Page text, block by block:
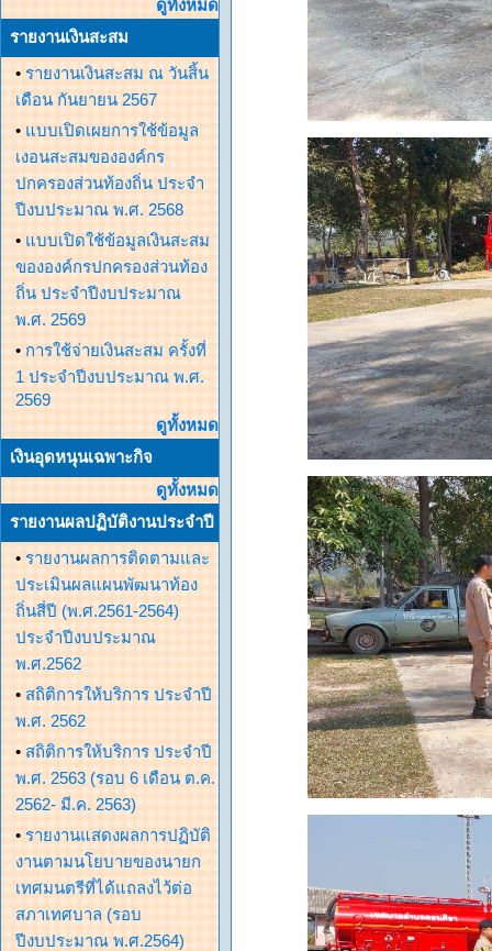
ดูทั้งหมด
รายงานเงินสะสม
• รายงานเงินสะสม ณ วันสิ้น
เดือน กันยายน 2567
• แบบเปิดเผยการใช้ข้อมูล
เงอนสะสมขององค์กร
ปกครองส่วนท้องถิ่น ประจำ
ปีงบประมาณ พ.ศ. 2568
• แบบเปิดใช้ข้อมูลเงินสะสม
ขององค์กรปกครองส่วนท้อง
ถิ่น ประจำปีงบประมาณ
พ.ศ. 2569
• การใช้จ่ายเงินสะสม ครั้งที่
1 ประจำปีงบประมาณ พ.ศ.
2569
ดูทั้งหมด
เงินอุดหนุนเฉพาะกิจ
ดูทั้งหมด
รายงานผลปฏิบัติงานประจำปี
• รายงานผลการติดตามและ
ประเมินผลแผนพัฒนาท้อง
ถิ่นสี่ปี (พ.ศ.2561-2564)
ประจำปีงบประมาณ
พ.ศ.2562
• สถิติการให้บริการ ประจำปี
พ.ศ. 2562
• สถิติการให้บริการ ประจำปี
พ.ศ. 2563 (รอบ 6 เดือน ต.ค.
2562- มี.ค. 2563)
• รายงานแสดงผลการปฏิบัติ
งานตามนโยบายของนายก
เทศมนตรีที่ได้แถลงไว้ต่อ
สภาเทศบาล (รอบ
ปีงบประมาณ พ.ศ.2564)